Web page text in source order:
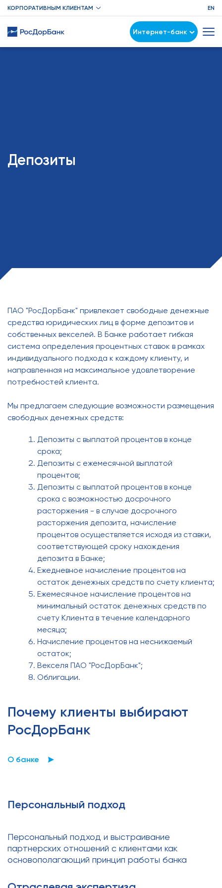
КОРПОРАТИВНЫМ КЛИЕНТАМ EN
Интернет-банк
Депозиты
ПАО "РосДорБанк" привлекает свободные денежные
средства юридических лиц в форме депозитов и
собственных векселей. В Банке работает гибкая
система определения процентных ставок в рамках
индивидуального подхода к каждому клиенту, и
направленная на максимальное удовлетворение
потребностей клиента.
Мы предлагаем следующие возможности размещения
свободных денежных средств:
Депозиты с выплатой процентов в конце
срока;
Депозиты с ежемесячной выплатой
процентов;
Депозиты с выплатой процентов в конце
срока с возможностью досрочного
расторжения - в случае досрочного
расторжения депозита, начисление
процентов осуществляется исходя из ставки,
соответствующей сроку нахождения
депозита в Банке;
Ежедневное начисление процентов на
остаток денежных средств по счету клиента;
Ежемесячное начисление процентов на
минимальный остаток денежных средств по
счету Клиента в течение календарного
месяца;
Начисление процентов на неснижаемый
остаток;
Векселя ПАО "РосДорБанк";
Облигации.
Почему клиенты выбирают
РосДорБанк
О банке
Персональный подход
Персональный подход и выстраивание
партнерских отношений с клиентами как
основополагающий принцип работы банка